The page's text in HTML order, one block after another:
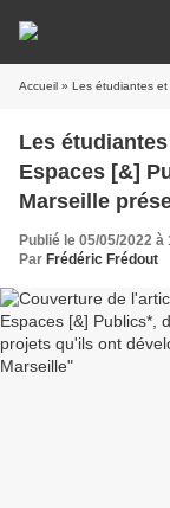
Accueil » Les étudiantes et les étudiants de l'atelier
Les
Espaces [&]
Marseille
développés
de Marseille
Publié le 05/05/2022 à
Par Frédéric Frédout